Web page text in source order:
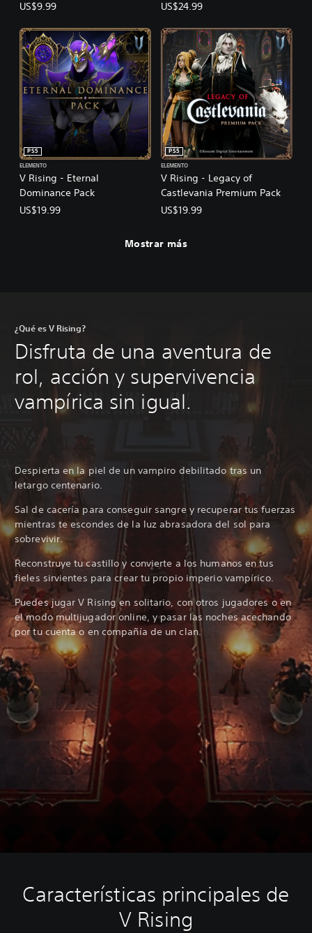
US$9.99 US$24.99
V Rising - Eternal
Dominance Pack
PS5
ELEMENTO
US$19.99
V Rising - Legacy of
Castlevania Premium Pack
PS5
ELEMENTO
US$19.99
Mostrar más
¿Qué es V Rising?
Disfruta de una aventura de
rol, acción y supervivencia
vampírica sin igual.
Despierta en la piel de un vampiro debilitado tras un
letargo centenario.
Sal de cacería para conseguir sangre y recuperar tus fuerzas
mientras te escondes de la luz abrasadora del sol para
sobrevivir.
Reconstruye tu castillo y convierte a los humanos en tus
fieles sirvientes para crear tu propio imperio vampírico.
Puedes jugar V Rising en solitario, con otros jugadores o en
el modo multijugador online, y pasar las noches acechando
por tu cuenta o en compañía de un clan.
Características principales de
V Rising